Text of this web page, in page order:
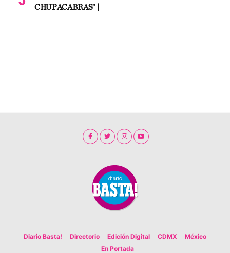
CHUPACABRAS” |
Diario Basta! Directorio Edición Digital CDMX
México
En Portada